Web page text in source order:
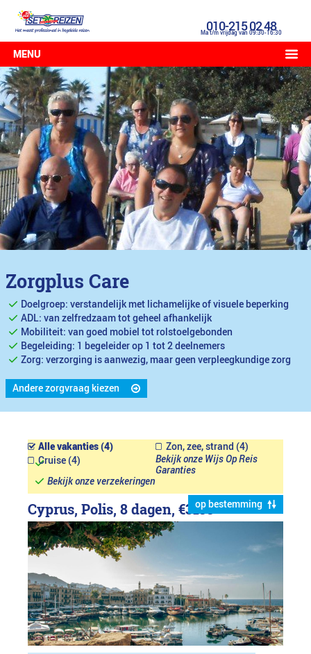
010-215 02 48
Ma t/m vrijdag van 09:30-16:30
MENU
Zorgplus Care
Doelgroep: verstandelijk met lichamelijke of visuele beperking
ADL: van zelfredzaam tot geheel afhankelijk
Mobiliteit: van goed mobiel tot rolstoelgebonden
Begeleiding: 1 begeleider op 1 tot 2 deelnemers
Zorg: verzorging is aanwezig, maar geen verpleegkundige zorg
Andere zorgvraag kiezen
Alle vakanties (4)
Zon, zee, strand (4)
Cruise (4)
Bekijk onze Wijs Op Reis
Garanties
Bekijk onze verzekeringen
op bestemming
Cyprus, Polis, 8 dagen, €3199